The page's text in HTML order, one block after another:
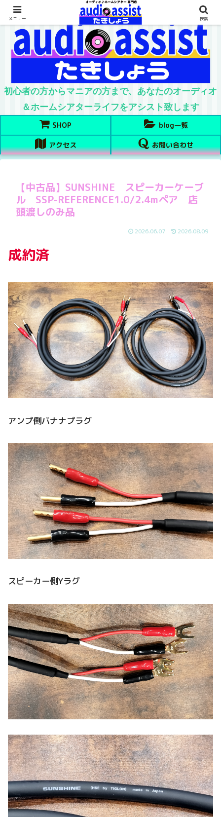
初心者の方からマニアの方まで、あなたのオーディオ
＆ホームシアターライフをアシスト致します
SHOP blog一覧
アクセス お問い合わせ
【中古品】SUNSHINE スピーカーケーブ
ル SSP-REFERENCE1.0/2.4mペア 店
頭渡しのみ品
2026.06.07 2026.08.09
成約済
アンプ側バナナプラグ
スピーカー側Yラグ
メニュー 検索